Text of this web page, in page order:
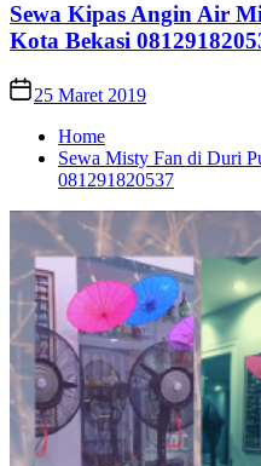
Sewa Kipas Angin Air
Kota Bekasi
25 Maret 2019
Home
Sewa Misty Fan di Duri
081291820537